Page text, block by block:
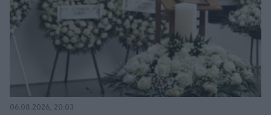
06.08.2026, 20:03